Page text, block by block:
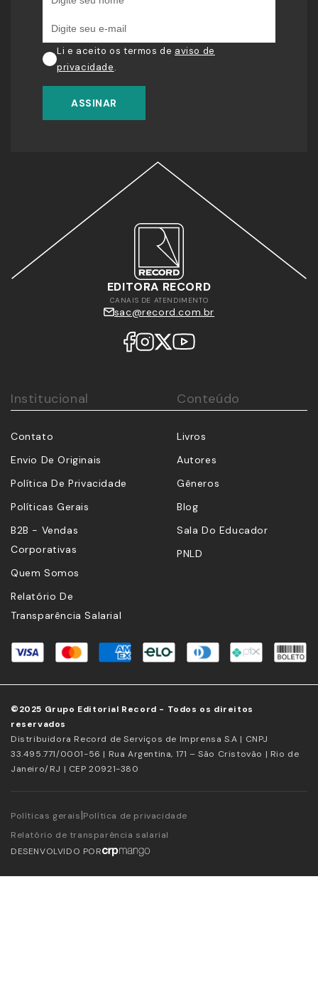
Li e aceito os termos de aviso de
privacidade.
ASSINAR
EDITORA RECORD
CANAIS DE ATENDIMENTO
sac@record.com.br
Institucional Conteúdo
Contato
Envio De Originais
Política De Privacidade
Políticas Gerais
B2B - Vendas
Corporativas
Quem Somos
Relatório De
Transparência Salarial
Livros
Autores
Gêneros
Blog
Sala Do Educador
PNLD
©2025 Grupo Editorial Record - Todos os direitos
reservados
Distribuidora Record de Serviços de Imprensa S.A | CNPJ
33.495.771/0001-56 | Rua Argentina, 171 – São Cristovão | Rio de
Janeiro/RJ | CEP 20921-380
Políticas gerais|Política de privacidade
Relatório de transparência salarial
DESENVOLVIDO POR